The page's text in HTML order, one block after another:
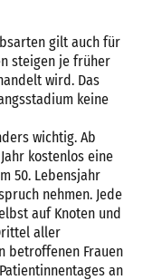
gilt auch für
steigen je früher
wird. Das
keine
wichtig. Ab
kostenlos eine
50. Lebensjahr
nehmen. Jede
auf Knoten und
aller
betroffenen Frauen
an